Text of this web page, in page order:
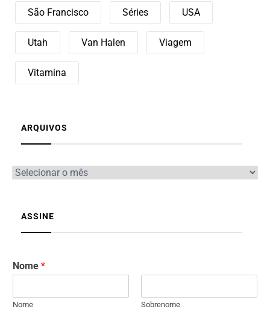
São Francisco Séries USA
Utah Van Halen Viagem
Vitamina
ARQUIVOS
ASSINE
Nome *
Nome Sobrenome